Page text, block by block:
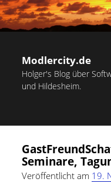
Modlercity.de
Holger's Blog über
und Hildesheim.
Startseite
Inlineskaten in
Papiervorlagen –
Suchen
Seminare,
Veröffentlicht am 19.